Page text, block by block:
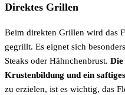
Direktes Grillen
Beim direkten Grillen wird das
gegrillt. Es eignet sich
Steaks oder Hähnchenbrust. Die
Krustenbildung und ein
zu erzielen, ist es wichtig, das